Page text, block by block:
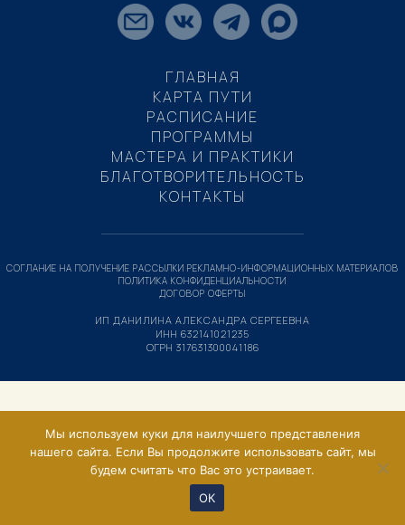
ГЛАВНАЯ
КАРТА ПУТИ
РАСПИСАНИЕ
ПРОГРАММЫ
МАСТЕРА И ПРАКТИКИ
БЛАГОТВОРИТЕЛЬНОСТЬ
КОНТАКТЫ
ИП ДАНИЛИНА АЛЕКСАНДРА СЕРГЕЕВНА
ИНН 632141021235
ОГРН 317631300041186
СОГЛАНИЕ НА ПОЛУЧЕНИЕ РАССЫЛКИ РЕКЛАМНО-ИНФОРМАЦИОННЫХ МАТЕРИАЛОВ
ПОЛИТИКА КОНФИДЕНЦИАЛЬНОСТИ
ДОГОВОР ОФЕРТЫ
Мы используем куки для наилучшего представления
нашего сайта. Если Вы продолжите использовать сайт, мы
будем считать что Вас это устраивает.
ОК